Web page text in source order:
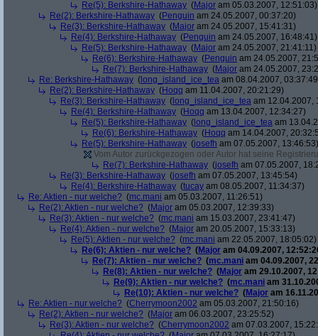
Re(5): Berkshire-Hathaway (Major am 05.03.2007, 12:51:03)
Re(2): Berkshire-Hathaway (Penguin am 24.05.2007, 00:37:20)
Re(3): Berkshire-Hathaway (Major am 24.05.2007, 15:41:31)
Re(4): Berkshire-Hathaway (Penguin am 24.05.2007, 16:48:41)
Re(5): Berkshire-Hathaway (Major am 24.05.2007, 21:41:11)
Re(6): Berkshire-Hathaway (Penguin am 24.05.2007,
Re(7): Berkshire-Hathaway (Major am 24.05.2007,
Re: Berkshire-Hathaway ( long_island_ice_tea am 08.04.2007,
Re(2): Berkshire-Hathaway (Hoqq am 11.04.2007, 20:21:29)
Re(3): Berkshire-Hathaway ( long_island_ice_tea am 12.04.2007,
Re(4): Berkshire-Hathaway (Hoqq am 13.04.2007, 12:34:27)
Re(5): Berkshire-Hathaway ( long_island_ice_tea am
Re(6): Berkshire-Hathaway (Hoqq am 14.04.2007,
Re(5): Berkshire-Hathaway (josefh am 07.05.2007, 13:46:53)
Vom Autor zurückgezogen oder Autor hat seine
Re(7): Berkshire-Hathaway (josefh am 07.05.2007,
Re(3): Berkshire-Hathaway (josefh am 07.05.2007, 13:45:54)
Re(4): Berkshire-Hathaway (tucay am 08.05.2007, 11:34:37)
Re: Aktien - nur welche? (mc.mani am 05.03.2007, 11:26:51)
Re(2): Aktien - nur welche? (Major am 05.03.2007, 12:39:33)
Re(3): Aktien - nur welche? (mc.mani am 15.03.2007, 23:41:47)
Re(4): Aktien - nur welche? (Major am 20.05.2007, 15:33:13)
Re(5): Aktien - nur welche? (mc.mani am 22.05.2007, 18:05:02)
Re(6): Aktien - nur welche? (Major am 04.09.2007,
Re(7): Aktien - nur welche? (mc.mani am 04.09.2007,
Re(8): Aktien - nur welche? (Major am 29.10.2007,
Re(9): Aktien - nur welche? (mc.mani am
Re(10): Aktien - nur welche? (Major am
Re: Aktien - nur welche? (Cherrymoon2002 am 05.03.2007, 21:50:16)
Re(2): Aktien - nur welche? (Major am 06.03.2007, 23:25:52)
Re(3): Aktien - nur welche? (Cherrymoon2002 am 07.03.2007,